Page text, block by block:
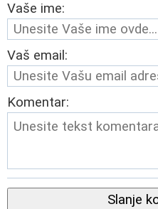
Vaše ime:
Vaš email:
Komentar:
Slanje